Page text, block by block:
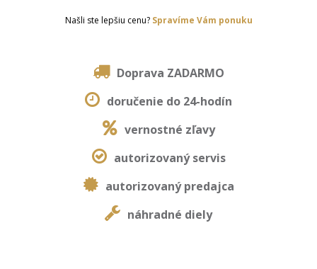
Našli ste lepšiu cenu? Spravíme Vám ponuku
Doprava ZADARMO
doručenie do 24-hodín
vernostné zľavy
autorizovaný servis
autorizovaný predajca
náhradné diely